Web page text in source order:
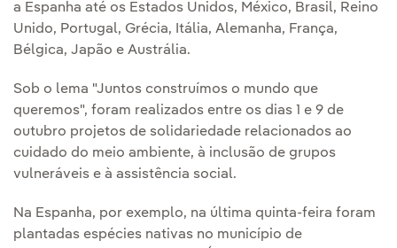
a Espanha até os Estados Unidos, México, Brasil, Reino
Unido, Portugal, Grécia, Itália, Alemanha, França,
Bélgica, Japão e Austrália.
Sob o lema "Juntos construímos o mundo que
queremos", foram realizados entre os dias 1 e 9 de
outubro projetos de solidariedade relacionados ao
cuidado do meio ambiente, à inclusão de grupos
vulneráveis e à assistência social.
Na Espanha, por exemplo, na última quinta-feira foram
plantadas espécies nativas no município de